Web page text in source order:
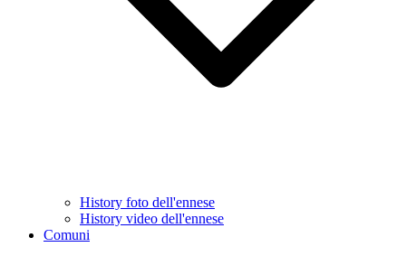
History foto dell'ennese
History video dell'ennese
Comuni